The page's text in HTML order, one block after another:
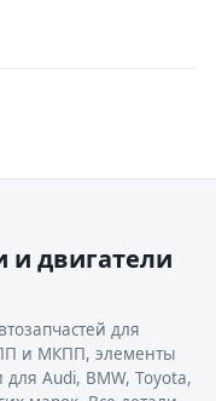
и двигатели
для
и МКПП, элементы
для Audi, BMW, Toyota,